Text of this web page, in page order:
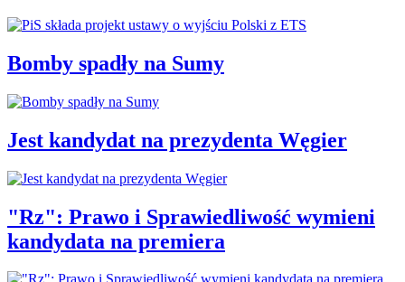
Bomby spadły na Sumy
Jest kandydat na prezydenta Węgier
"Rz": Prawo i Sprawiedliwość wymieni
kandydata na premiera